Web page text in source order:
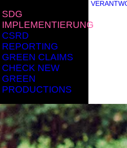
SDG
IMPLEMENTIERUNG
CSRD
REPORTING
GREEN CLAIMS
CHECK NEW
GREEN
PRODUCTIONS